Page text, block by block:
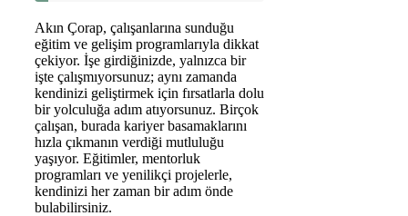
Akın Çorap, çalışanlarına sunduğu
eğitim ve gelişim programlarıyla dikkat
çekiyor. İşe girdiğinizde, yalnızca bir
işte çalışmıyorsunuz; aynı zamanda
kendinizi geliştirmek için fırsatlarla dolu
bir yolculuğa adım atıyorsunuz. Birçok
çalışan, burada kariyer basamaklarını
hızla çıkmanın verdiği mutluluğu
yaşıyor. Eğitimler, mentorluk
programları ve yenilikçi projelerle,
kendinizi her zaman bir adım önde
bulabilirsiniz.